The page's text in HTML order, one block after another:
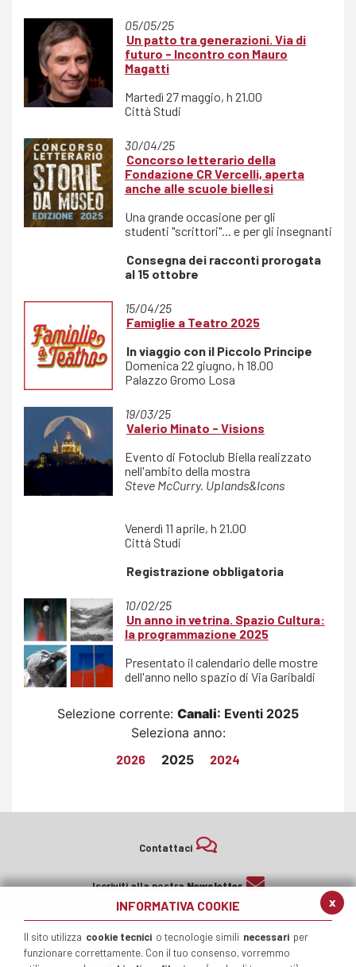
x
INFORMATIVA COOKIE
Il sito utilizza cookie tecnici o tecnologie simili necessari per
funzionare correttamente. Con il tuo consenso, vorremmo
05/05/25
Un patto tra generazioni. Via di
futuro - Incontro con Mauro
Magatti
Martedì 27 maggio, h 21.00
Città Studi
30/04/25
Concorso letterario della
Fondazione CR Vercelli, aperta
anche alle scuole biellesi
Una grande occasione per gli
studenti "scrittori"... e per gli insegnanti
Consegna dei racconti prorogata
al 15 ottobre
15/04/25
Famiglie a Teatro 2025
In viaggio con il Piccolo Principe
Domenica 22 giugno, h 18.00
Palazzo Gromo Losa
19/03/25
Valerio Minato - Visions
Evento di Fotoclub Biella realizzato
nell'ambito della mostra
Steve McCurry. Uplands&Icons
Venerdì 11 aprile, h 21.00
Città Studi
Registrazione obbligatoria
10/02/25
Un anno in vetrina. Spazio Cultura:
la programmazione 2025
Presentato il calendario delle mostre
dell'anno nello spazio di Via Garibaldi
Selezione corrente: Canali: Eventi 2025
Seleziona anno:
2026 2025 2024
Contattaci
Iscriviti alla nostraNewsletter